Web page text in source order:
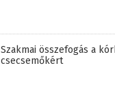
Szakmai összefogás a
csecsemőkért